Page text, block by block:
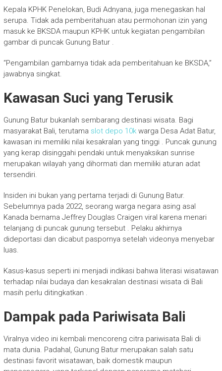
Kepala KPHK Penelokan, Budi Adnyana, juga menegaskan hal
serupa. Tidak ada pemberitahuan atau permohonan izin yang
masuk ke BKSDA maupun KPHK untuk kegiatan pengambilan
gambar di puncak Gunung Batur .
“Pengambilan gambarnya tidak ada pemberitahuan ke BKSDA,”
jawabnya singkat.
Kawasan Suci yang Terusik
Gunung Batur bukanlah sembarang destinasi wisata. Bagi
masyarakat Bali, terutama slot depo 10kwarga Desa Adat Batur,
kawasan ini memiliki nilai kesakralan yang tinggi . Puncak gunung
yang kerap disinggahi pendaki untuk menyaksikan sunrise
merupakan wilayah yang dihormati dan memiliki aturan adat
tersendiri.
Insiden ini bukan yang pertama terjadi di Gunung Batur.
Sebelumnya pada 2022, seorang warga negara asing asal
Kanada bernama Jeffrey Douglas Craigen viral karena menari
telanjang di puncak gunung tersebut . Pelaku akhirnya
dideportasi dan dicabut paspornya setelah videonya menyebar
luas.
Kasus-kasus seperti ini menjadi indikasi bahwa literasi wisatawan
terhadap nilai budaya dan kesakralan destinasi wisata di Bali
masih perlu ditingkatkan .
Dampak pada Pariwisata Bali
Viralnya video ini kembali mencoreng citra pariwisata Bali di
mata dunia. Padahal, Gunung Batur merupakan salah satu
destinasi favorit wisatawan, baik domestik maupun